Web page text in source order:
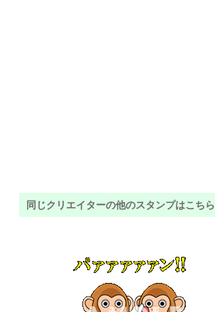
同じクリエイターの他のスタンプはこちら